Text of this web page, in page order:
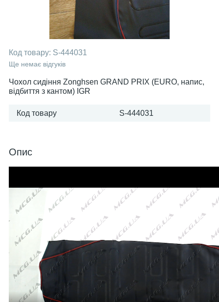
Код товару: S-444031
Ще немає відгуків
Чохол сидіння Zonghsen GRAND PRIX (EURO, напис,
відбиття з кантом) IGR
Код товару S-444031
Опис